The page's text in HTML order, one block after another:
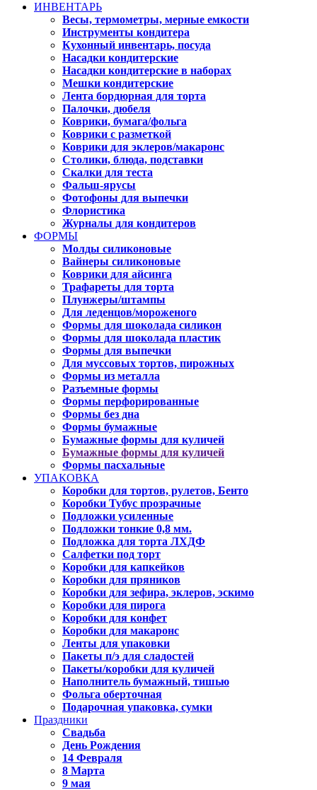
ИНВЕНТАРЬ
Весы, термометры, мерные емкости
Инструменты кондитера
Кухонный инвентарь, посуда
Насадки кондитерские
Насадки кондитерские в наборах
Мешки кондитерские
Лента бордюрная для торта
Палочки, дюбеля
Коврики, бумага/фольга
Коврики с разметкой
Коврики для эклеров/макаронс
Столики, блюда, подставки
Скалки для теста
Фальш-ярусы
Фотофоны для выпечки
Флористика
Журналы для кондитеров
ФОРМЫ
Молды силиконовые
Вайнеры силиконовые
Коврики для айсинга
Трафареты для торта
Плунжеры/штампы
Для леденцов/мороженого
Формы для шоколада силикон
Формы для шоколада пластик
Формы для выпечки
Для муссовых тортов, пирожных
Формы из металла
Разъемные формы
Формы перфорированные
Формы без дна
Формы бумажные
Бумажные формы для куличей
Бумажные формы для куличей
Формы пасхальные
УПАКОВКА
Коробки для тортов, рулетов, Бенто
Коробки Тубус прозрачные
Подложки усиленные
Подложки тонкие 0,8 мм.
Подложка для торта ЛХДФ
Салфетки под торт
Коробки для капкейков
Коробки для пряников
Коробки для зефира, эклеров, эскимо
Коробки для пирога
Коробки для конфет
Коробки для макаронс
Ленты для упаковки
Пакеты п/э для сладостей
Пакеты/коробки для куличей
Наполнитель бумажный, тишью
Фольга оберточная
Подарочная упаковка, сумки
Праздники
Свадьба
День Рождения
14 Февраля
8 Марта
9 мая